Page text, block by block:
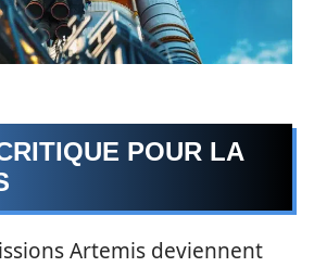
POUR LA
Artemis deviennent